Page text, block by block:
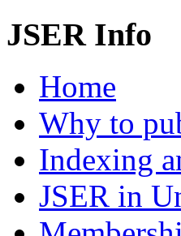
JSER Info
Home
Why to
Indexing
JSER in